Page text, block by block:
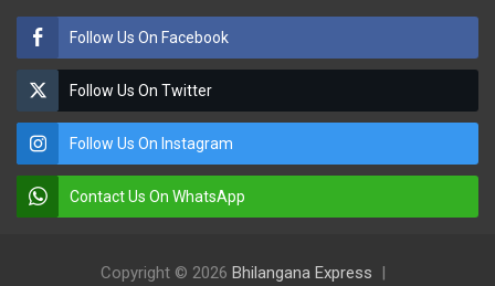
Follow Us On Facebook
Follow Us On Twitter
Follow Us On Instagram
Contact Us On WhatsApp
Copyright © 2026 Bhilangana Express